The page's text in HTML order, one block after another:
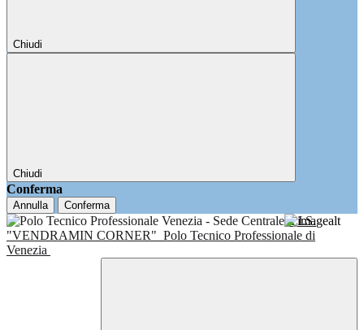
Chiudi
Chiudi
Conferma
Annulla Conferma
I.I.S.
"VENDRAMIN CORNER" Polo Tecnico Professionale di
Venezia